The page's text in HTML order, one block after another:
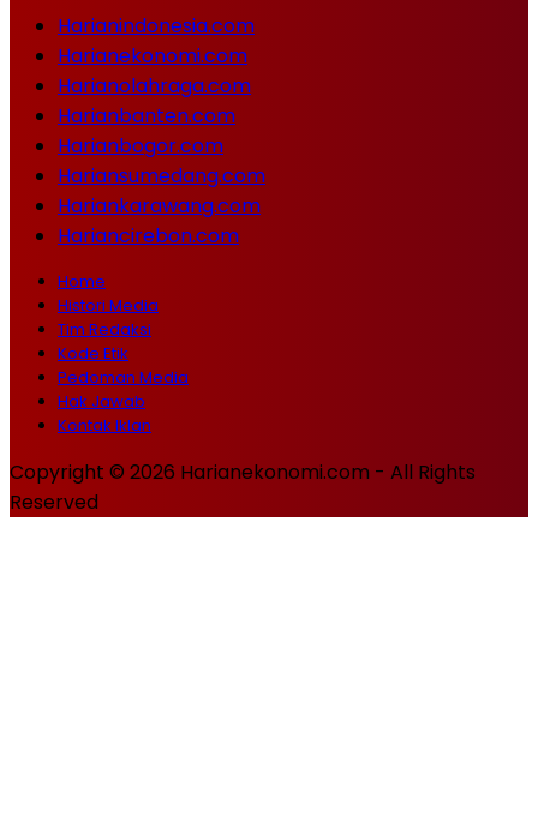
Harianindonesia.com
Harianekonomi.com
Harianolahraga.com
Harianbanten.com
Harianbogor.com
Hariansumedang.com
Hariankarawang.com
Hariancirebon.com
Home
Histori Media
Tim Redaksi
Kode Etik
Pedoman Media
Hak Jawab
Kontak Iklan
Copyright © 2026 Harianekonomi.com - All Rights
Reserved